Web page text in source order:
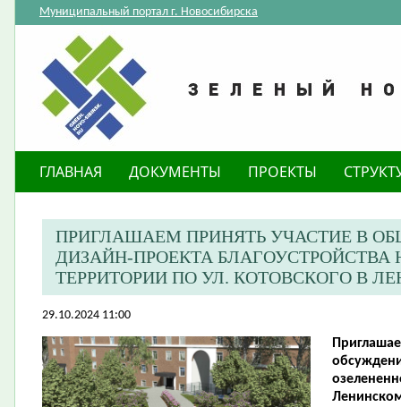
Муниципальный портал г. Новосибирска
ГЛАВНАЯ ДОКУМЕНТЫ ПРОЕКТЫ
ПРИГЛАШАЕМ ПРИНЯТЬ УЧАСТИЕ В
ДИЗАЙН-ПРОЕКТА
ТЕРРИТОРИИ ПО УЛ. КОТОВСКОГО В
29.10.2024 11:00